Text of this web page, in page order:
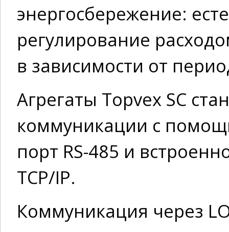
энергосбережение:
регулирование
в зависимости от
Агрегаты Topvex SC
коммуникации с
порт RS-485 и
TCP/IP.
Коммуникация через